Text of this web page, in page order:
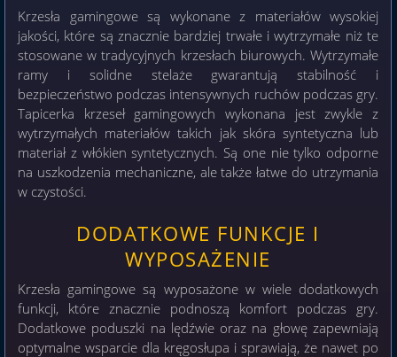
Krzesła gamingowe są wykonane z materiałów wysokiej
jakości, które są znacznie bardziej trwałe i wytrzymałe niż te
stosowane w tradycyjnych krzesłach biurowych. Wytrzymałe
ramy i solidne stelaże gwarantują stabilność i
bezpieczeństwo podczas intensywnych ruchów podczas gry.
Tapicerka krzeseł gamingowych wykonana jest zwykle z
wytrzymałych materiałów takich jak skóra syntetyczna lub
materiał z włókien syntetycznych. Są one nie tylko odporne
na uszkodzenia mechaniczne, ale także łatwe do utrzymania
w czystości.
DODATKOWE FUNKCJE I
WYPOSAŻENIE
Krzesła gamingowe są wyposażone w wiele dodatkowych
funkcji, które znacznie podnoszą komfort podczas gry.
Dodatkowe poduszki na lędźwie oraz na głowę zapewniają
optymalne wsparcie dla kręgosłupa i sprawiają, że nawet po